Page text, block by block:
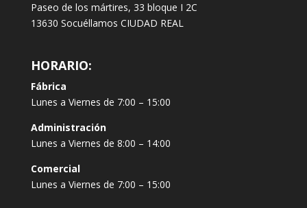
Paseo de los mártires, 33 bloque I 2C
13630 Socuéllamos CIUDAD REAL
HORARIO:
Fábrica
Lunes a Viernes de 7:00 – 15:00
Administración
Lunes a Viernes de 8:00 – 14:00
Comercial
Lunes a Viernes de 7:00 – 15:00